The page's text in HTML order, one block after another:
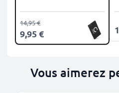
9,95 €
14,95 €
Vous aimerez